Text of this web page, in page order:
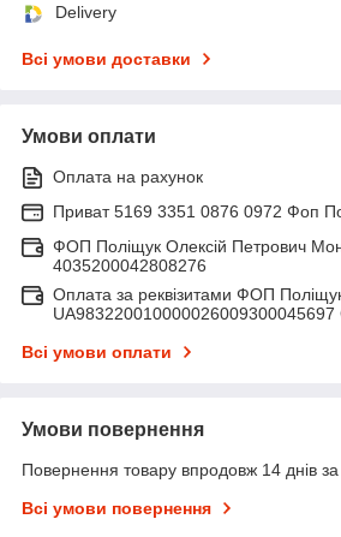
Delivery
Всі умови доставки
Умови оплати
Оплата на рахунок
Приват 5169 3351 0876 0972 Фоп
ФОП Поліщук Олексій Петрович
4035200042808276
Оплата за реквізитами ФОП
Всі умови оплати
Умови повернення
Повернення товару впродовж 14 днів
Всі умови повернення